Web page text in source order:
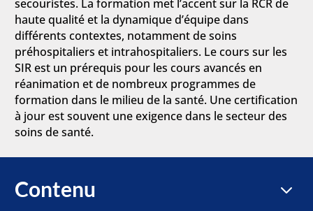
secouristes. La formation met l’accent sur la RCR de
haute qualité et la dynamique d’équipe dans
différents contextes, notamment de soins
préhospitaliers et intrahospitaliers. Le cours sur les
SIR est un prérequis pour les cours avancés en
réanimation et de nombreux programmes de
formation dans le milieu de la santé. Une certification
à jour est souvent une exigence dans le secteur des
soins de santé.
Contenu 3